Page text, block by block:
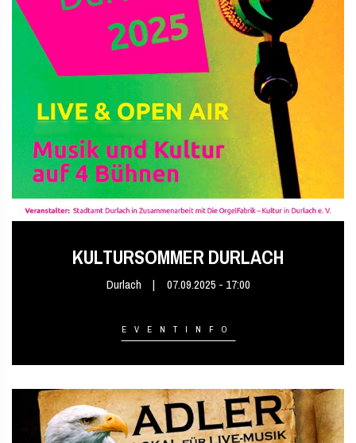
KULTURSOMMER DURLACH
Durlach 07.09.2025 - 17:00
EVENTINFO